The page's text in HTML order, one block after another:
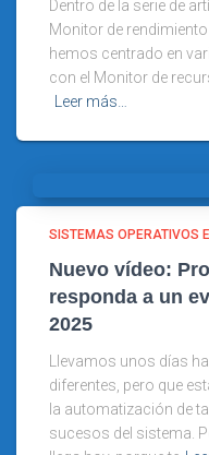
Dentro de la serie de
Monitor de
hemos centrado en
con el Monitor de
Leer más…
SISTEMAS OPERATIVOS
Nuevo vídeo:
responda a un
2025
Llevamos unos días
diferentes, pero que
la automatización de
sucesos del sistema.